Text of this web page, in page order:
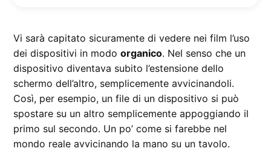
Vi sarà capitato sicuramente di vedere nei film l’uso
dei dispositivi in modoorganico. Nel senso che un
dispositivo diventava subito l’estensione dello
schermo dell’altro, semplicemente avvicinandoli.
Così, per esempio, un file di un dispositivo si può
spostare su un altro semplicemente appoggiando il
primo sul secondo. Un po’ come si farebbe nel
mondo reale avvicinando la mano su un tavolo.